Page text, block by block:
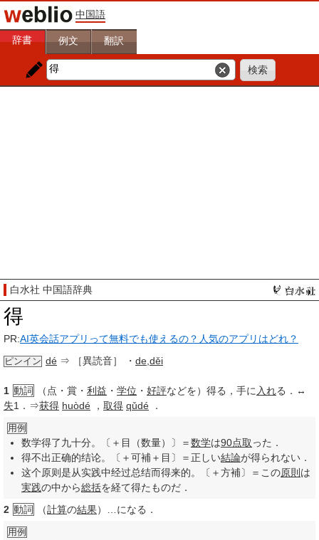
中国語
辞書 例文 翻訳
白水社 中国語辞典
得
PR:AI英会話アプリって無料でも使えるの？人気のアプリはどれ？
ピンイン dé ⇒ ［異読音］ ・ de děi
1 動詞 （点・賞・ 利益 ・ 学位 ・ 好評などを）得る，手に 入れる．↔
失1．⇒获得 huòdé ， 取得 qǔdé ．
用例
数学得了九十分。〔＋目（数量）〕＝数学は90点取 った．
得不出正确的结论。〔＋可補＋目〕＝正しい結論が得られない．
这个原则是从实践中经过总结而得来的。〔＋方補〕＝この原則 は
実践の中から総括を経て得たものだ．
2 動詞 （計算の結果）…になる．
用例